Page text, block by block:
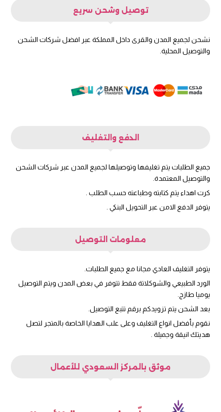
توصيل وشحن سريع
نشحن لجميع المدن والقرى داخل المملكة عبر افضل شركات الشحن
والتوصيل المحلية.
الدفع والتغليف
جميع الطلبات يتم تغليفها وتوصيلها لجميع المدن عبر شركات الشحن
والتوصيل المعتمدة.
كرت اهداء يتم كتابته وطباعته حسب الطلب .
يتوفر الدفع الامن عبر التحويل البنكي .
معلومات التوصيل
يتوفر التغليف العادي مجانا مع جميع الطلبات.
الورد الطبيعي والشوكلاتة فقط تتوفر في بعض المدن ويتم التوصيل
يوميا طازج.
بعد الشحن يتم تزويدكم برقم تتبع التوصيل.
نقوم بأفضل انواع التغليف وعلى علب الهدايا الخاصة بالمتجر لتصل
هديتك انيقة وجميلة .
موثق بالمركز السعودي للأعمال